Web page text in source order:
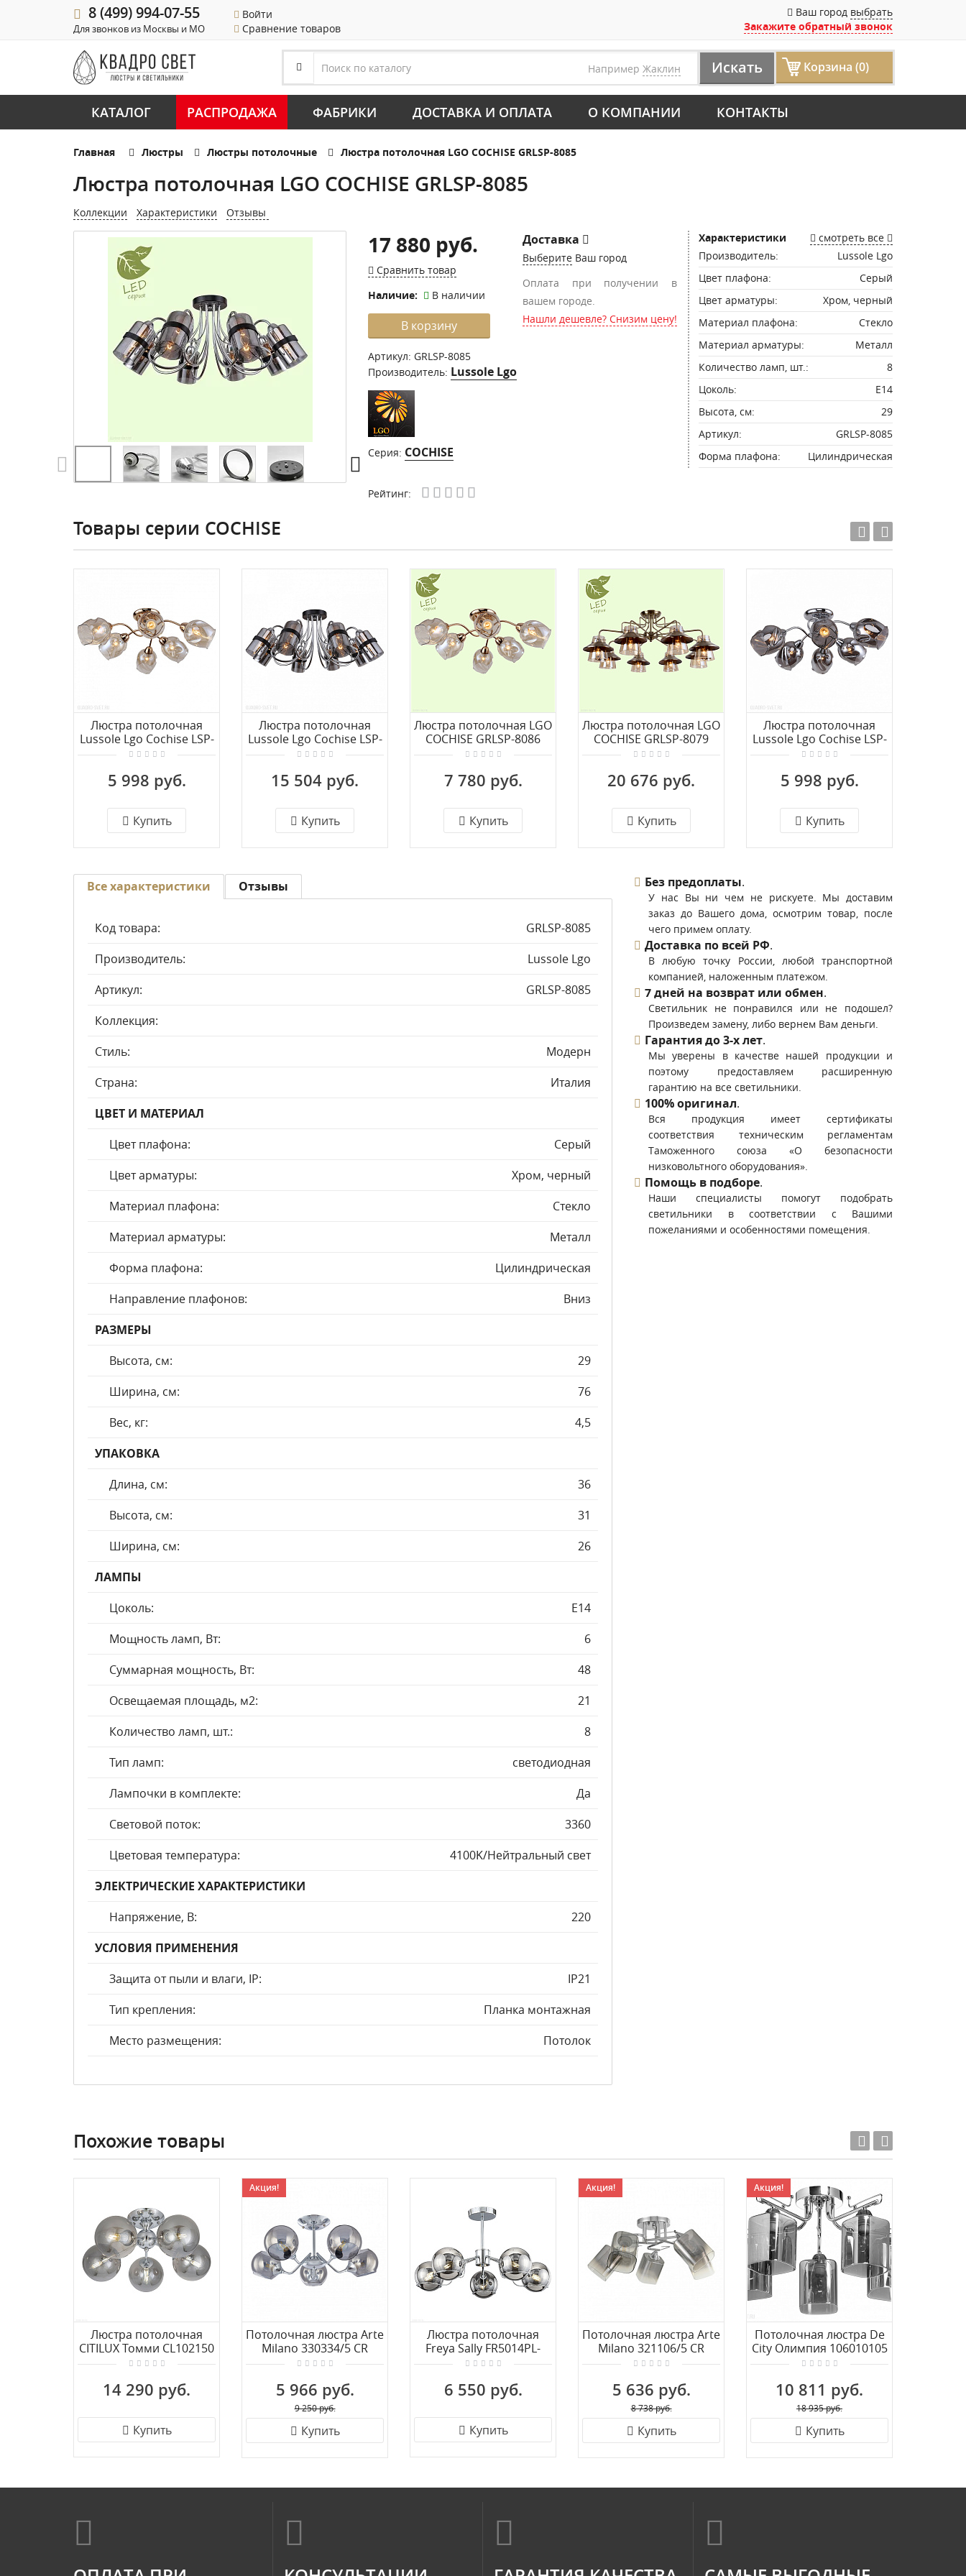
8 (499) 994-07-55
Для звонков из Москвы и МО
Войти
Сравнение товаров
Ваш город выбрать
Закажите обратный звонок
Например Жаклин Искать Корзина (0)
КАТАЛОГ РАСПРОДАЖА ФАБРИКИ ДОСТАВКА И ОПЛАТА О КОМПАНИИ КОНТАКТЫ
Главная Люстры Люстры потолочные Люстра потолочная LGO COCHISE GRLSP-8085
Люстра потолочная LGO COCHISE GRLSP-8085
Коллекции Характеристики Отзывы
17 880 руб.
Сравнить товар
Наличие:
В наличии
В корзину
Артикул: GRLSP-8085
Производитель: Lussole Lgo
Серия: COCHISE
Доставка
Выберите Ваш город
Оплата при получении в
вашем городе.
Нашли дешевле? Снизим цену!
Рейтинг:
Характеристики
смотреть все
Производитель:
Lussole Lgo
Цвет плафона:
Серый
Цвет арматуры:
Хром, черный
Материал плафона:
Стекло
Материал арматуры:
Металл
Количество ламп, шт.:
8
Цоколь:
E14
Высота, см:
29
Артикул:
GRLSP-8085
Форма плафона:
Цилиндрическая
Товары серии COCHISE
Люстра потолочная
Lussole Lgo Cochise LSP-
8086
5 998 руб.
Купить
Люстра потолочная
Lussole Lgo Cochise LSP-
8085
15 504 руб.
Купить
Люстра потолочная LGO
COCHISE GRLSP-8086
7 780 руб.
Купить
Люстра потолочная LGO
COCHISE GRLSP-8079
20 676 руб.
Купить
Люстра потолочная
Lussole Lgo Cochise LSP-
8087
5 998 руб.
Купить
Все характеристики
Код товара:
GRLSP-8085
Производитель:
Lussole Lgo
Артикул:
GRLSP-8085
Коллекция:
Стиль:
Модерн
Страна:
Италия
ЦВЕТ И МАТЕРИАЛ
Цвет плафона:
Серый
Цвет арматуры:
Хром, черный
Материал плафона:
Стекло
Материал арматуры:
Металл
Форма плафона:
Цилиндрическая
Направление плафонов:
Вниз
РАЗМЕРЫ
Высота, см:
29
Ширина, см:
76
Вес, кг:
4,5
УПАКОВКА
Длина, см:
36
Высота, см:
31
Ширина, см:
26
ЛАМПЫ
Цоколь:
E14
Мощность ламп, Вт:
6
Суммарная мощность, Вт:
48
Освещаемая площадь, м2:
21
Количество ламп, шт.:
8
Тип ламп:
светодиодная
Лампочки в комплекте:
Да
Световой поток:
3360
Цветовая температура:
4100K/Нейтральный свет
ЭЛЕКТРИЧЕСКИЕ ХАРАКТЕРИСТИКИ
Напряжение, В:
220
УСЛОВИЯ ПРИМЕНЕНИЯ
Защита от пыли и влаги, IP:
IP21
Тип крепления:
Планка монтажная
Место размещения:
Потолок
Отзывы Без предоплаты.
У нас Вы ни чем не рискуете. Мы доставим
заказ до Вашего дома, осмотрим товар, после
чего примем оплату.
Доставка по всей РФ.
В любую точку России, любой транспортной
компанией, наложенным платежом.
7 дней на возврат или обмен.
Светильник не понравился или не подошел?
Произведем замену, либо вернем Вам деньги.
Гарантия до 3-х лет.
Мы уверены в качестве нашей продукции и
поэтому предоставляем расширенную
гарантию на все светильники.
100% оригинал.
Вся продукция имеет сертификаты
соответствия техническим регламентам
Таможенного союза «О безопасности
низковольтного оборудования».
Помощь в подборе.
Наши специалисты помогут подобрать
светильники в соответствии с Вашими
пожеланиями и особенностями помещения.
Похожие товары
Люстра потолочная
CITILUX Томми CL102150
14 290 руб.
Купить
Акция!
Потолочная люстра Arte
Milano 330334/5 CR
5 966 руб.
9 250 руб.
Купить
Люстра потолочная
Freya Sally FR5014PL-
05CH
6 550 руб.
Купить
Акция!
Потолочная люстра Arte
Milano 321106/5 CR
5 636 руб.
8 738 руб.
Купить
Акция!
Потолочная люстра De
City Олимпия 106010105
10 811 руб.
18 935 руб.
Купить